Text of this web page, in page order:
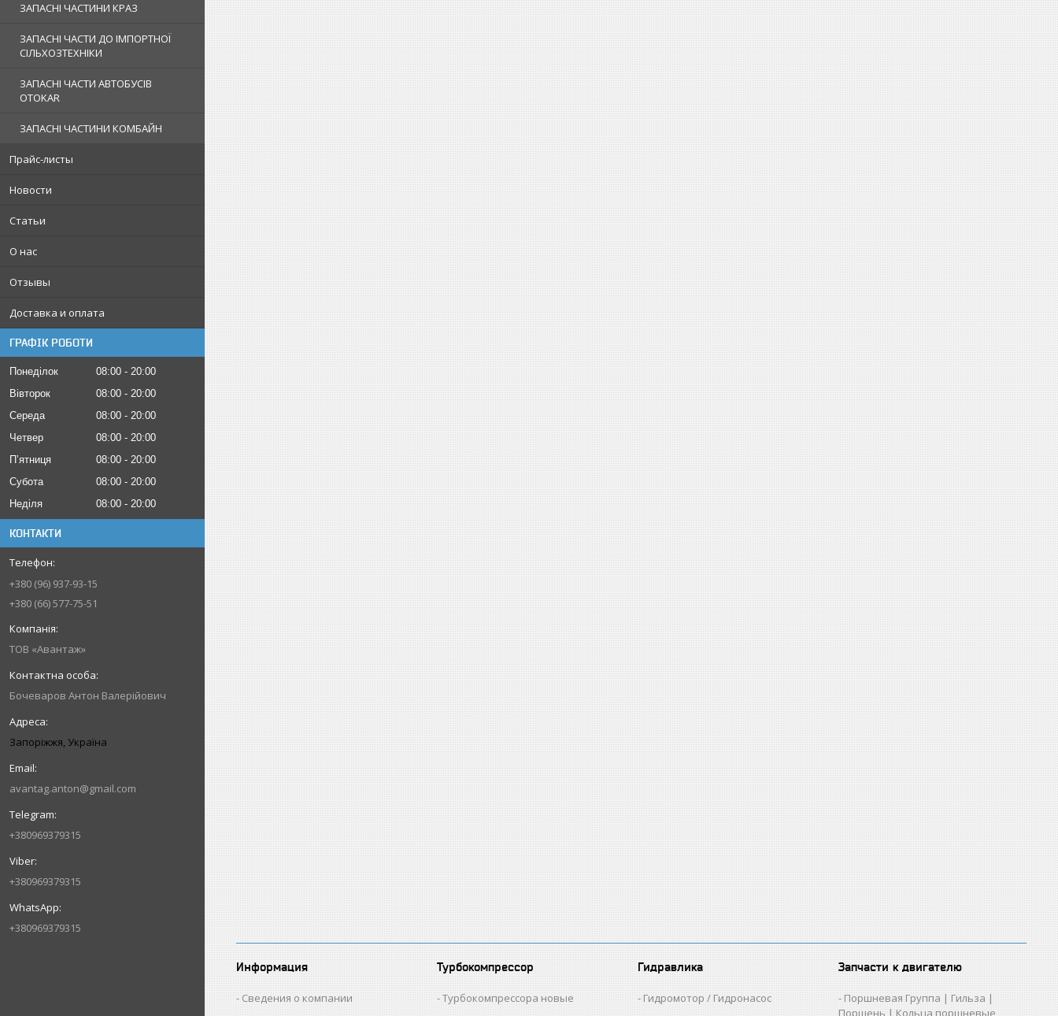
ЗАПАСНІ ЧАСТИНИ КРАЗ
ЗАПАСНІ ЧАСТИ ДО ІМПОРТНОЇ
СІЛЬХОЗТЕХНІКИ
ЗАПАСНІ ЧАСТИ АВТОБУСІВ
OTOKAR
ЗАПАСНІ ЧАСТИНИ КОМБАЙН
Прайс-листы
Новости
Статьи
О нас
Отзывы
Доставка и оплата
ГРАФІК РОБОТИ
Понеділок 08:00
20:00
Вівторок
08:00
20:00
Середа
08:00
20:00
Четвер
08:00
20:00
Пʼятниця
08:00
20:00
Субота
08:00
20:00
Неділя
08:00 20:00
КОНТАКТИ
+380 (96) 937-93-15
+380 (66) 577-75-51
ТОВ «Авантаж»
Бочеваров Антон Валерійович
Запоріжжя, Україна
avantag.anton@gmail.com
+380969379315
+380969379315
+380969379315
Информация
Сведения о компании
Турбокомпрессор
Турбокомпрессора новые
Гидравлика
Гидромотор / Гидронасос
Запчасти к двигателю
Поршневая Группа | Гильза |
Поршень | Кольца поршневые